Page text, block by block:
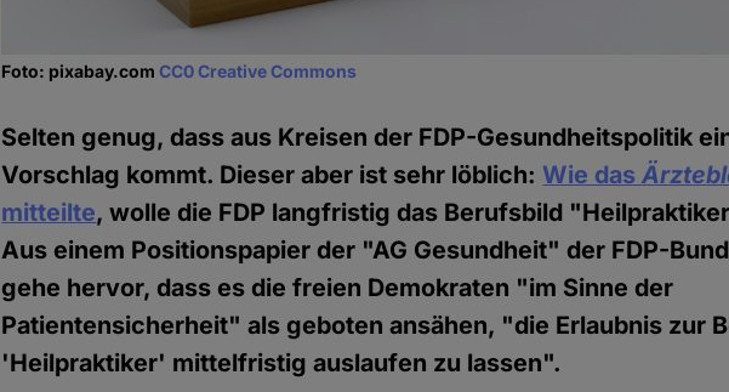
Foto: pixabay.comCC0 Creative Commons
Selten genug, dass aus Kreisen der FDP-Gesundheitspolitik
Vorschlag kommt. Dieser aber ist sehr löblich: Wie das
mitteilte, wolle die FDP langfristig das Berufsbild
Aus einem Positionspapier der "AG Gesundheit" der FDP-
gehe hervor, dass es die freien Demokraten "im Sinne der
Patientensicherheit" als geboten ansähen, "die Erlaubnis zur
'Heilpraktiker' mittelfristig auslaufen zu lassen".